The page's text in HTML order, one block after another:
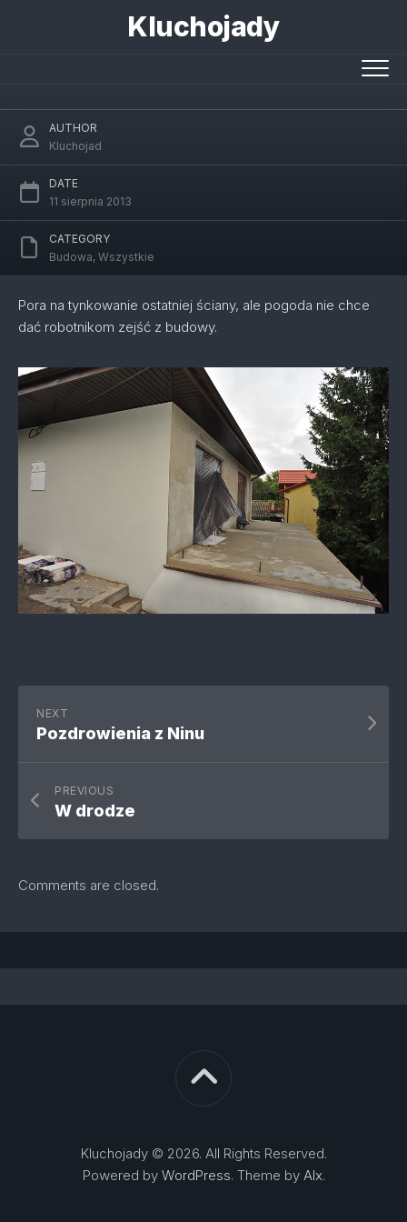
Kluchojady
AUTHOR
Kluchojad
DATE
11 sierpnia 2013
CATEGORY
Budowa, Wszystkie
Pora na tynkowanie ostatniej ściany, ale pogoda nie chce
dać robotnikom zejść z budowy.
NEXT
Pozdrowienia z Ninu
PREVIOUS
W drodze
Comments are closed.
Kluchojady © 2026. All Rights Reserved.
Powered by WordPress. Theme by Alx.